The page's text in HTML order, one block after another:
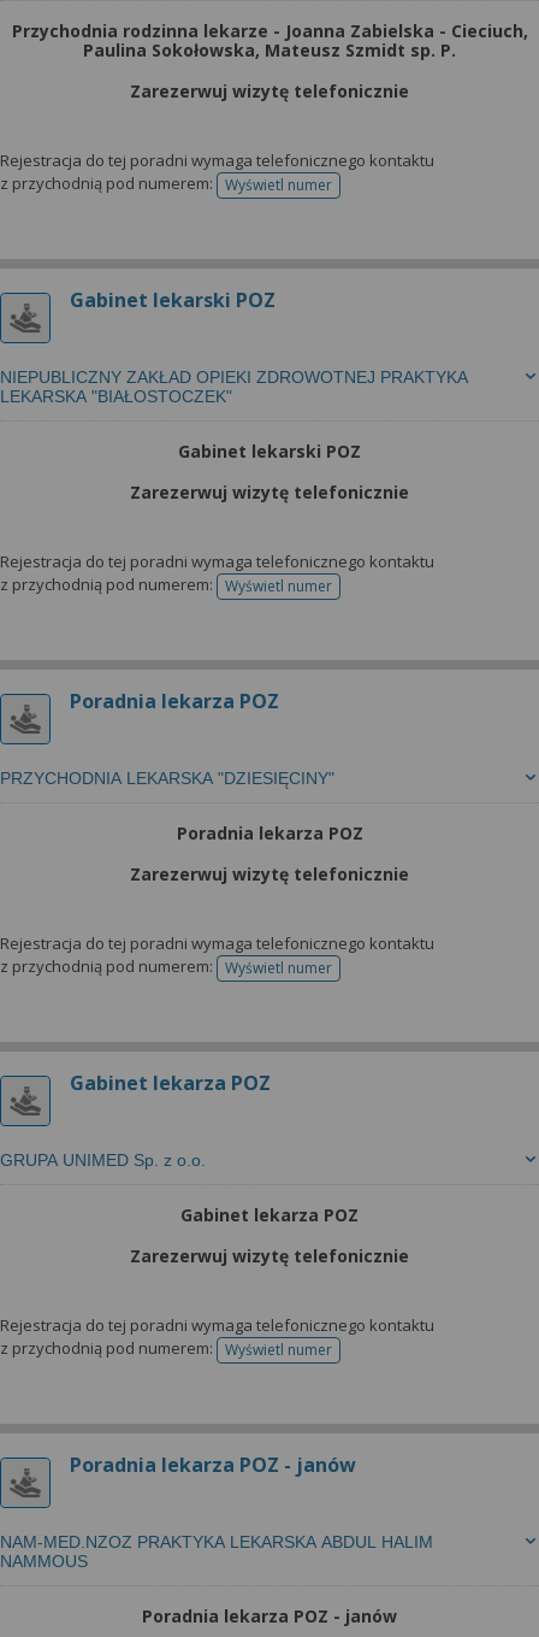
Przychodnia rodzinna lekarze - Joanna Zabielska - Cieciuch,
Paulina Sokołowska, Mateusz Szmidt sp. P.
Zarezerwuj wizytę telefonicznie
Rejestracja do tej poradni wymaga telefonicznego kontaktu
z przychodnią pod numerem:
Wyświetl numertelefonu do rejestracji
Gabinet lekarski POZ
NIEPUBLICZNY ZAKŁAD OPIEKI ZDROWOTNEJ PRAKTYKA
LEKARSKA "BIAŁOSTOCZEK"
Gabinet lekarski POZ
Zarezerwuj wizytę telefonicznie
Rejestracja do tej poradni wymaga telefonicznego kontaktu
z przychodnią pod numerem:
Wyświetl numertelefonu do rejestracji
Poradnia lekarza POZ
PRZYCHODNIA LEKARSKA "DZIESIĘCINY"
Poradnia lekarza POZ
Zarezerwuj wizytę telefonicznie
Rejestracja do tej poradni wymaga telefonicznego kontaktu
z przychodnią pod numerem:
Wyświetl numertelefonu do rejestracji
Gabinet lekarza POZ
GRUPA UNIMED Sp. z o.o.
Gabinet lekarza POZ
Zarezerwuj wizytę telefonicznie
Rejestracja do tej poradni wymaga telefonicznego kontaktu
z przychodnią pod numerem:
Wyświetl numertelefonu do rejestracji
Poradnia lekarza POZ - janów
NAM-MED.NZOZ PRAKTYKA LEKARSKA ABDUL HALIM
NAMMOUS
Poradnia lekarza POZ - janów